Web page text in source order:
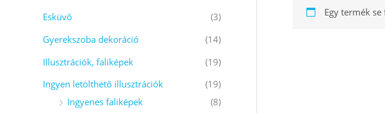
é
s
ö
Esküvő
(3)
Gyerekszoba dekoráció
(14)
Illusztrációk, faliképek
(19)
Ingyen letölthető illusztrációk
(19)
Ingyenes faliképek
(8)
Egy termék